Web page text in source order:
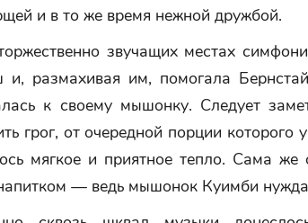
и в то же время нежной дружбой.
звучащих местах
и, размахивая им, помогала
к своему мышонку. Следует
грог, от очередной порции которого
мягкое и приятное тепло. Сама же
— ведь мышонок Куимби